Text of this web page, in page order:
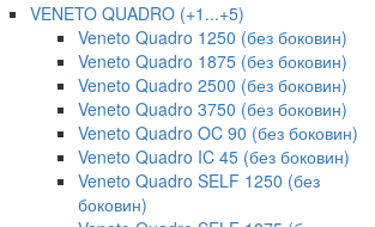
VENETO QUADRO (+1...+5)
Veneto Quadro 1250 (без боковин)
Veneto Quadro 1875 (без боковин)
Veneto Quadro 2500 (без боковин)
Veneto Quadro 3750 (без боковин)
Veneto Quadro OC 90 (без боковин)
Veneto Quadro IC 45 (без боковин)
Veneto Quadro SELF 1250 (без
боковин)